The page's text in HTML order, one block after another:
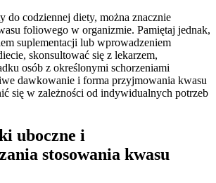
do codziennej diety, można znacznie
foliowego w organizmie. Pamiętaj jednak,
suplementacji lub wprowadzeniem
skonsultować się z lekarzem,
osób z określonymi schorzeniami
dawkowanie i forma przyjmowania kwasu
się w zależności od indywidualnych potrzeb
uboczne i
stosowania kwasu